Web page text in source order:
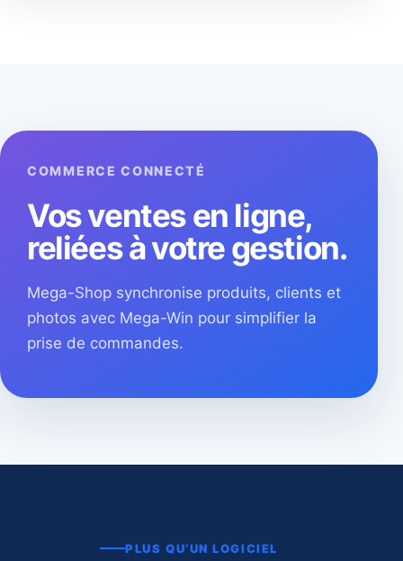
COMMERCE CONNECTÉ
Vos ventes en ligne,
reliées à votre gestion.
Mega-Shop synchronise produits, clients et
photos avec Mega-Win pour simplifier la
prise de commandes.
PLUS QU’UN LOGICIEL